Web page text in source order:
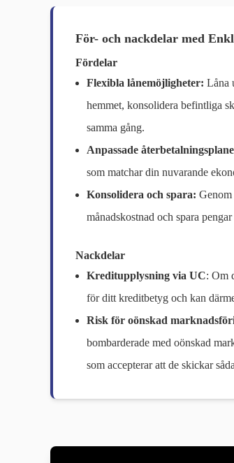
För- och nackdelar med
Fördelar
Flexibla lånemöjligheter: Låna
hemmet, konsolidera befintliga
samma gång.
Anpassade
som matchar din nuvarande
Konsolidera och spara:
månadskostnad och spara
Nackdelar
Kreditupplysning via UC: Om
för ditt kreditbetyg och kan
Risk för oönskad
bombarderade med oönskad
som accepterar att de skickar